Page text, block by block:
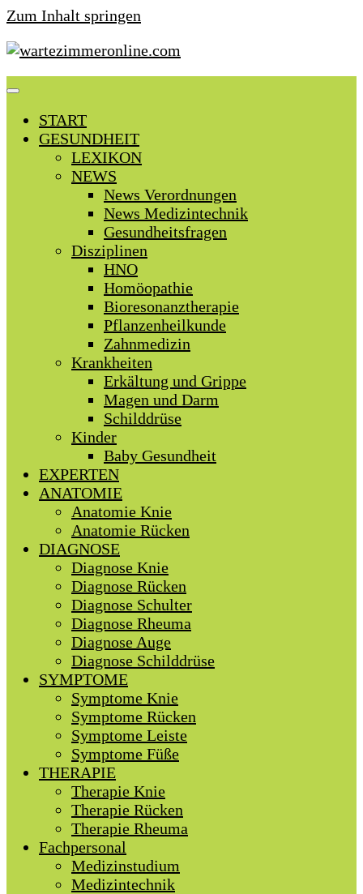
Zum Inhalt springen
START
GESUNDHEIT
LEXIKON
NEWS
News Verordnungen
News Medizintechnik
Gesundheitsfragen
Disziplinen
HNO
Homöopathie
Bioresonanztherapie
Pflanzenheilkunde
Zahnmedizin
Krankheiten
Erkältung und Grippe
Magen und Darm
Schilddrüse
Kinder
Baby Gesundheit
EXPERTEN
ANATOMIE
Anatomie Knie
Anatomie Rücken
DIAGNOSE
Diagnose Knie
Diagnose Rücken
Diagnose Schulter
Diagnose Rheuma
Diagnose Auge
Diagnose Schilddrüse
SYMPTOME
Symptome Knie
Symptome Rücken
Symptome Leiste
Symptome Füße
THERAPIE
Therapie Knie
Therapie Rücken
Therapie Rheuma
Fachpersonal
Medizinstudium
Medizintechnik